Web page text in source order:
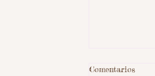
Comentarios